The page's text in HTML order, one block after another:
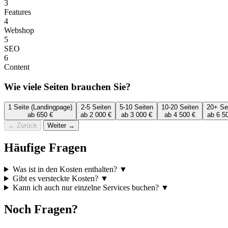
3
Features
4
Webshop
5
SEO
6
Content
Wie viele Seiten brauchen Sie?
1 Seite (Landingpage)
ab 650 €
2-5 Seiten
ab 2 000 €
5-10 Seiten
ab 3 000 €
10-20 Seiten
ab 4 500 €
20+
ab 6
← Zurück
Weiter →
Häufige Fragen
Was ist in den Kosten enthalten? ▼
Gibt es versteckte Kosten? ▼
Kann ich auch nur einzelne Services buchen? ▼
Noch Fragen?